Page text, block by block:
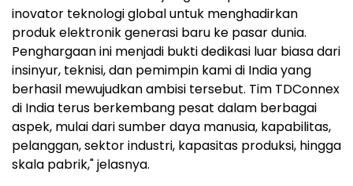
inovator teknologi global untuk menghadirkan
produk elektronik generasi baru ke pasar dunia.
Penghargaan ini menjadi bukti dedikasi luar biasa dari
insinyur, teknisi, dan pemimpin kami di India yang
berhasil mewujudkan ambisi tersebut. Tim TDConnex
di India terus berkembang pesat dalam berbagai
aspek, mulai dari sumber daya manusia, kapabilitas,
pelanggan, sektor industri, kapasitas produksi, hingga
skala pabrik," jelasnya.